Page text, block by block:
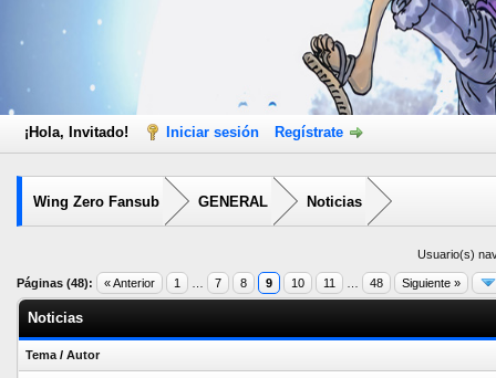
¡Hola, Invitado! Iniciar sesión Regístrate
Wing Zero Fansub GENERAL Noticias
Usuario(s)
Páginas (48): « Anterior 1 7 8 9 10 11 48 Siguiente »
Noticias
Tema / Autor